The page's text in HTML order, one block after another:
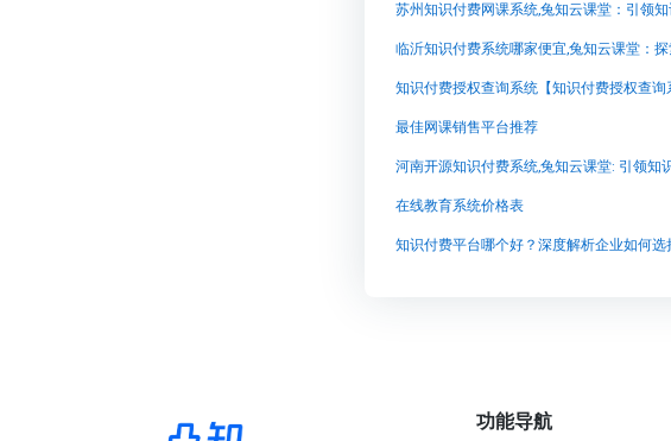
苏州知识付费网课系统,兔知云课堂：引领
临沂知识付费系统哪家便宜,兔知云课堂：
知识付费授权查询系统【知识付费授权查
最佳网课销售平台推荐
河南开源知识付费系统,兔知云课堂: 引领知
在线教育系统价格表
知识付费平台哪个好？深度解析企业如何
功能导航